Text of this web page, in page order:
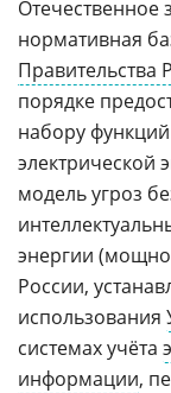
Отечественное
нормативная
Правительства
порядке
набору функций
электрической
модель угроз
энергии
России,
использования
системах учёта
информации,